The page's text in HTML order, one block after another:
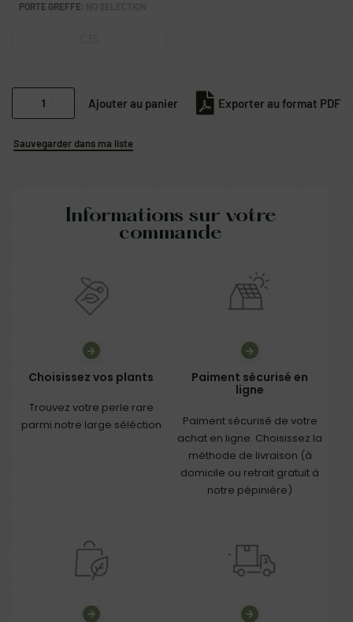
PORTE GREFFE:
Exporter au format PDF
Ajouter au panier
Sauvegarder dans ma liste
Informations sur votre
commande
Choisissez vos plants
Trouvez votre perle rare
parmi notre large séléction
Paiment sécurisé en
ligne
Paiment sécurisé de votre
achat en ligne. Choisissez la
méthode de livraison (à
domicile ou retrait gratuit à
notre pépinière)